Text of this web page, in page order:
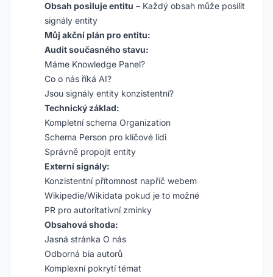
Obsah posiluje entitu – Každý obsah může posílit
signály entity
Můj akční plán pro entitu:
Audit současného stavu:
Máme Knowledge Panel?
Co o nás říká AI?
Jsou signály entity konzistentní?
Technický základ:
Kompletní schema Organization
Schema Person pro klíčové lidi
Správně propojit entity
Externí signály:
Konzistentní přítomnost napříč webem
Wikipedie/Wikidata pokud je to možné
PR pro autoritativní zmínky
Obsahová shoda:
Jasná stránka O nás
Odborná bia autorů
Komplexní pokrytí témat